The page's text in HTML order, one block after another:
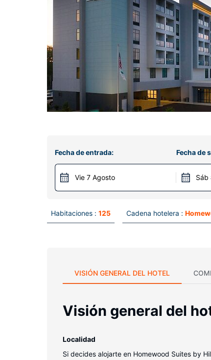
Fecha de entrada:
Vie 7 Agosto
Fecha de
Sáb
Habitaciones : 125 Cadena hotelera :
VISIÓN GENERAL DEL HOTEL
Visión general del
Localidad
Si decides alojarte en Homewood Suites by